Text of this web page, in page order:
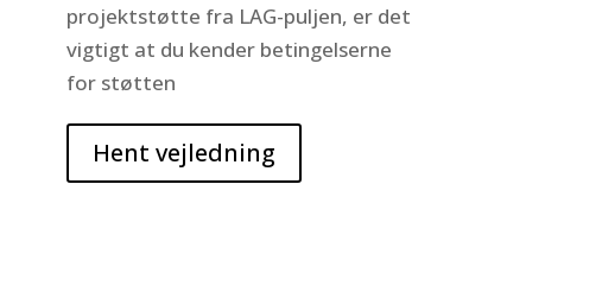
projektstøtte fra LAG-puljen, er det
vigtigt at du kender betingelserne
for støtten
Hent vejledning